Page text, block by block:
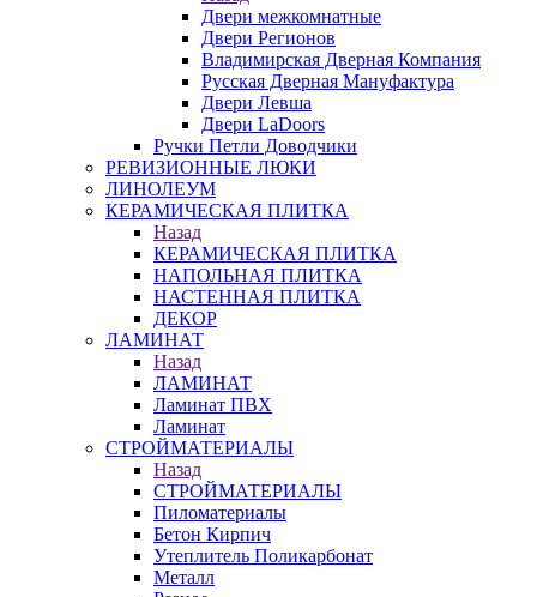
Двери межкомнатные
Двери Регионов
Владимирская Дверная Компания
Русская Дверная Мануфактура
Двери Левша
Двери LaDoors
Ручки Петли Доводчики
РЕВИЗИОННЫЕ ЛЮКИ
ЛИНОЛЕУМ
КЕРАМИЧЕСКАЯ ПЛИТКА
Назад
КЕРАМИЧЕСКАЯ ПЛИТКА
НАПОЛЬНАЯ ПЛИТКА
НАСТЕННАЯ ПЛИТКА
ДЕКОР
ЛАМИНАТ
Назад
ЛАМИНАТ
Ламинат ПВХ
Ламинат
СТРОЙМАТЕРИАЛЫ
Назад
СТРОЙМАТЕРИАЛЫ
Пиломатериалы
Бетон Кирпич
Утеплитель Поликарбонат
Металл